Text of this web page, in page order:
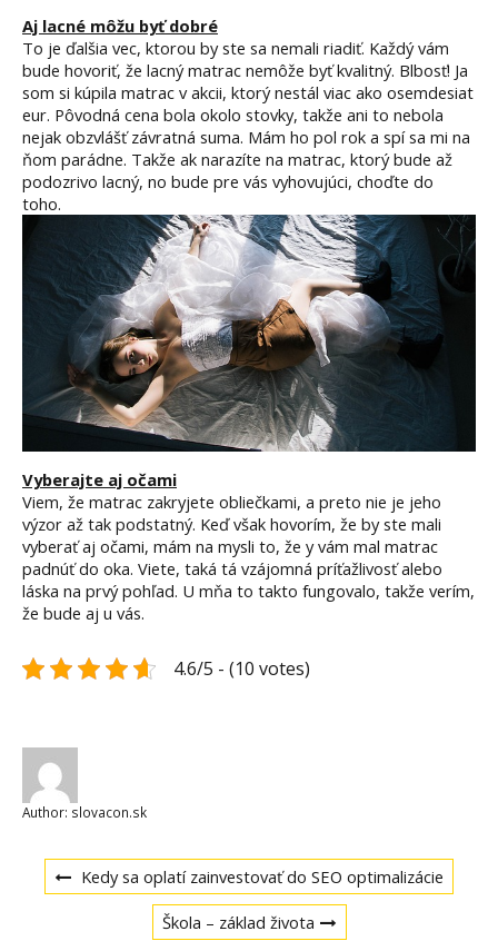
Aj lacné môžu byť dobré
To je ďalšia vec, ktorou by ste sa nemali riadiť. Každý vám
bude hovoriť, že lacný matrac nemôže byť kvalitný. Blbosť! Ja
som si kúpila matrac v akcii, ktorý nestál viac ako osemdesiat
eur. Pôvodná cena bola okolo stovky, takže ani to nebola
nejak obzvlášť závratná suma. Mám ho pol rok a spí sa mi na
ňom parádne. Takže ak narazíte na matrac, ktorý bude až
podozrivo lacný, no bude pre vás vyhovujúci, choďte do
toho.
Vyberajte aj očami
Viem, že matrac zakryjete obliečkami, a preto nie je jeho
výzor až tak podstatný. Keď však hovorím, že by ste mali
vyberať aj očami, mám na mysli to, že y vám mal matrac
padnúť do oka. Viete, taká tá vzájomná príťažlivosť alebo
láska na prvý pohľad. U mňa to takto fungovalo, takže verím,
že bude aj u vás.
4.6/5 - (10 votes)
Author: slovacon.sk
Navigace
Previous
Kedy sa oplatí zainvestovať do SEO optimalizácie
Next
Škola – základ života